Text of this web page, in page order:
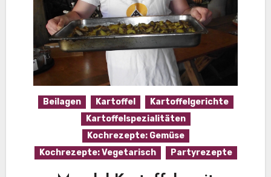
Beilagen Kartoffel
Kartoffelgerichte
Kartoffelspezialitäten
Kochrezepte: Gemüse
Kochrezepte: Vegetarisch
Partyrezepte